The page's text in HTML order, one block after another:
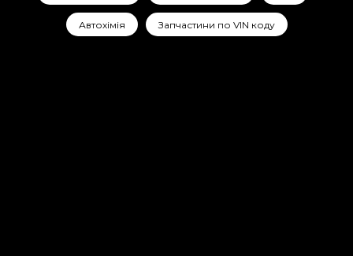
Автохімія Запчастини по VIN коду